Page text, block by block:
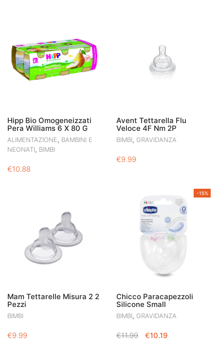
Hipp Bio Omogeneizzati
Pera Williams 6 X 80 G
ALIMENTAZIONE, BAMBINI E
NEONATI, BIMBI
€10.88
Avent Tettarella Flu
Veloce 4F Nm 2P
BIMBI, GRAVIDANZA
€9.99
Mam Tettarelle Misura 2 2
Pezzi
BIMBI
€9.99
-15%
Chicco Paracapezzoli
Silicone Small
BIMBI, GRAVIDANZA
€11.99
IL
€10.19